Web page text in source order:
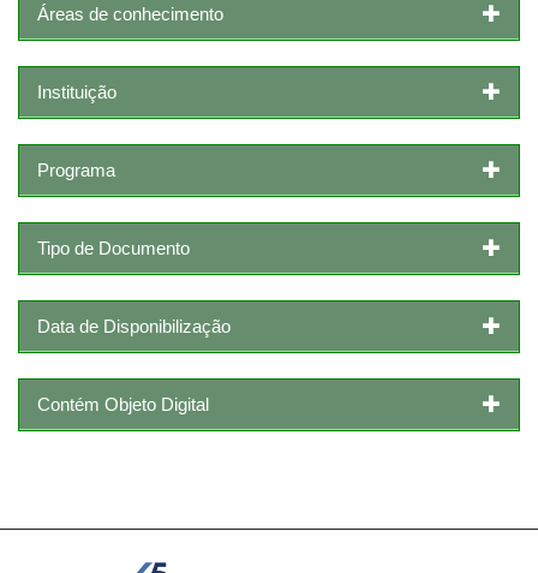
Áreas de conhecimento
Instituição
Programa
Tipo de Documento
Data de Disponibilização
Contém Objeto Digital